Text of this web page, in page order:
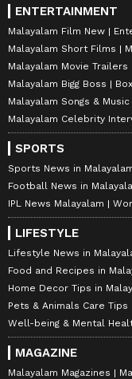
ENTERTAINMENT
Malayalam Film New
Malayalam Short Films
Malayalam Movie Trailers
Malayalam Bigg Boss
Malayalam Songs & Music
Malayalam Celebrity
SPORTS
Sports News in
Football News in
IPL News Malayalam
LIFESTYLE
Lifestyle News in
Food and Recipes in
Home Decor Tips in
Pets & Animals Care Tips
Well-being & Mental
MAGAZINE
Malayalam Magazines